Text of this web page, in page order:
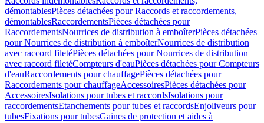
démontablesPièces détachées pour Raccords et raccordements,
démontablesRaccordementsPièces détachées pour
RaccordementsNourrices de distribution à emboîterPièces détachées
pour Nourrices de distribution à emboîterNourrices de distribution
avec raccord filetéPièces détachées pour Nourrices de distribution
avec raccord filetéCompteurs d'eauPièces détachées pour Compteurs
d'eauRaccordements pour chauffagePièces détachées pour
Raccordements pour chauffageAccessoiresPièces détachées pour
AccessoiresIsolations pour tubes et raccordsIsolations pour
raccordementsEtanchements pour tubes et raccordsEnjoliveurs pour
tubesFixations pour tubesGaines de protection et aides à